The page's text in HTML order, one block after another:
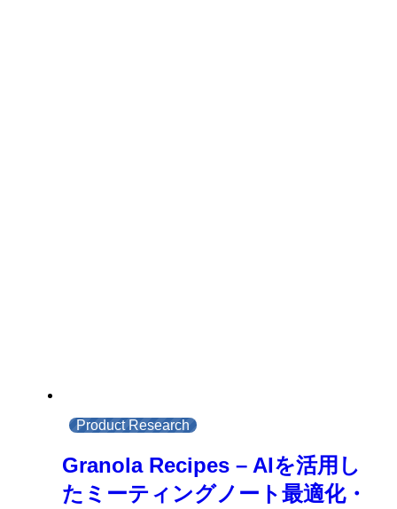
Product Research
Granola Recipes – AIを活用し
たミーティングノート最適化・